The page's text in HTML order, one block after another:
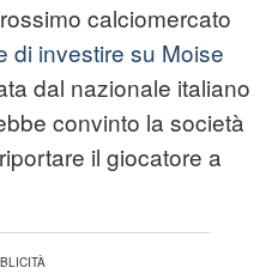
calciomercato
di investire su Moise
dal nazionale italiano
convinto la società
il giocatore a